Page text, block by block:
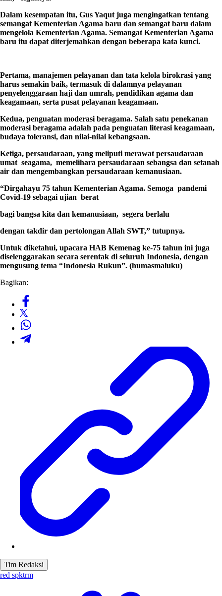
Dalam kesempatan itu, Gus Yaqut juga mengingatkan tentang
semangat Kementerian Agama baru dan semangat baru dalam
mengelola Kementerian Agama. Semangat Kementerian Agama
baru itu dapat diterjemahkan dengan beberapa kata kunci.
Pertama, manajemen pelayanan dan tata kelola birokrasi yang
harus semakin baik, termasuk di dalamnya pelayanan
penyelenggaraan haji dan umrah, pendidikan agama dan
keagamaan, serta pusat pelayanan keagamaan.
Kedua, penguatan moderasi beragama. Salah satu penekanan
moderasi beragama adalah pada penguatan literasi keagamaan,
budaya toleransi, dan nilai-nilai kebangsaan.
Ketiga, persaudaraan, yang meliputi merawat persaudaraan
umat seagama, memelihara persaudaraan sebangsa dan setanah
air dan mengembangkan persaudaraan kemanusiaan.
“Dirgahayu 75 tahun Kementerian Agama. Semoga pandemi
Covid-19 sebagai ujian berat
bagi bangsa kita dan kemanusiaan, segera berlalu
dengan takdir dan pertolongan Allah SWT,” tutupnya.
Untuk diketahui, upacara HAB Kemenag ke-75 tahun ini juga
diselenggarakan secara serentak di seluruh Indonesia, dengan
mengusung tema “Indonesia Rukun”. (humasmaluku)
Bagikan:
Tim Redaksi
red spktrm